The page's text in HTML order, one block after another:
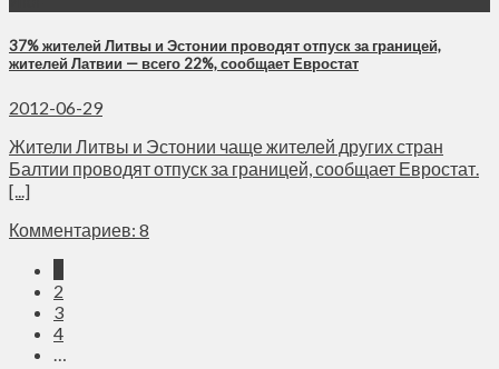
37% жителей Литвы и Эстонии проводят отпуск за границей,
жителей Латвии — всего 22%, сообщает Евростат
2012-06-29
Жители Литвы и Эстонии чаще жителей других стран
Балтии проводят отпуск за границей, сообщает Евростат.
[...]
Комментариев: 8
2
3
4
…